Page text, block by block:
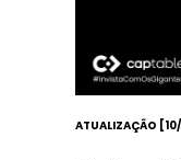
ATUALIZAÇÃO